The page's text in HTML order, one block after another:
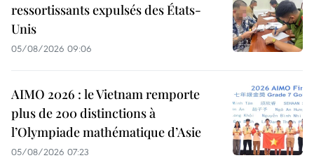
ressortissants expulsés des États-
Unis
05/08/2026 09:06
AIMO 2026 : le Vietnam remporte
plus de 200 distinctions à
l’Olympiade mathématique d’Asie
05/08/2026 07:23